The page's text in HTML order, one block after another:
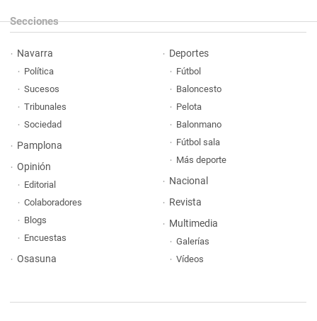
Secciones
Navarra
Política
Sucesos
Tribunales
Sociedad
Pamplona
Opinión
Editorial
Colaboradores
Blogs
Encuestas
Osasuna
Deportes
Fútbol
Baloncesto
Pelota
Balonmano
Fútbol sala
Más deporte
Nacional
Revista
Multimedia
Galerías
Vídeos